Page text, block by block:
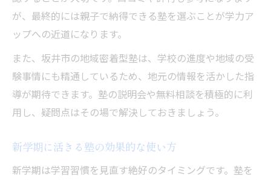
が、最終的には親子で納得できる塾を選ぶことが学力ア
ップへの近道になります。
また、坂井市の地域密着型塾は、学校の進度や地域の受
験事情にも精通しているため、地元の情報を活かした指
導が期待できます。塾の説明会や無料相談を積極的に利
用し、疑問点はその場で解決しておきましょう。
新学期に活きる塾の効果的な使い方
新学期は学習習慣を見直す絶好のタイミングです。塾を